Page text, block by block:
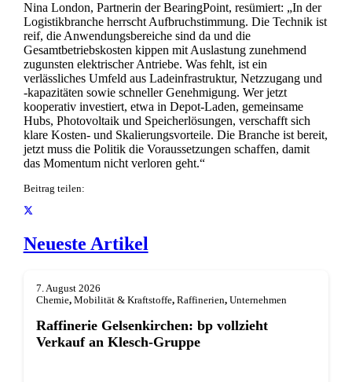
Nina London, Partnerin der BearingPoint, resümiert: „In der
Logistikbranche herrscht Aufbruchstimmung. Die Technik ist
reif, die Anwendungsbereiche sind da und die
Gesamtbetriebskosten kippen mit Auslastung zunehmend
zugunsten elektrischer Antriebe. Was fehlt, ist ein
verlässliches Umfeld aus Ladeinfrastruktur, Netzzugang und
-kapazitäten sowie schneller Genehmigung. Wer jetzt
kooperativ investiert, etwa in Depot-Laden, gemeinsame
Hubs, Photovoltaik und Speicherlösungen, verschafft sich
klare Kosten- und Skalierungsvorteile. Die Branche ist bereit,
jetzt muss die Politik die Voraussetzungen schaffen, damit
das Momentum nicht verloren geht.“
Beitrag teilen:
Neueste Artikel
7. August 2026
Chemie, Mobilität & Kraftstoffe, Raffinerien, Unternehmen
Raffinerie Gelsenkirchen: bp vollzieht
Verkauf an Klesch-Gruppe